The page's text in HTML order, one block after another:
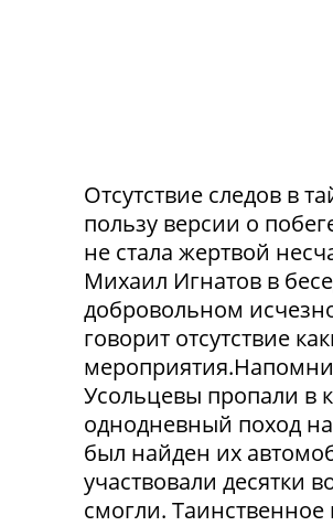
Отсутствие следов в
пользу версии о
не стала жертвой
Михаил Игнатов в
добровольном
говорит отсутствие
Усольцевы пропали в
однодневный поход
был найден их
участвовали десятки
смогли. Таинственное